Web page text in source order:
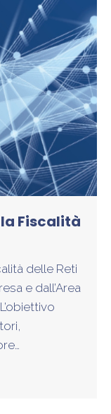
Fiscalità
delle Reti
e dall’Area